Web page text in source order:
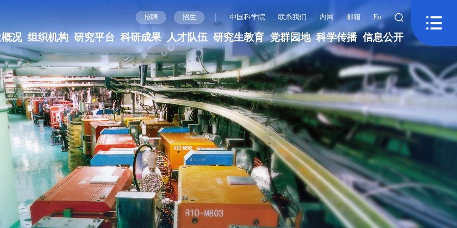
招聘 招生 | 中国科学院 联系我们 内网 邮箱 En
况 组织机构 研究平台 科研成果 人才队伍 研究生教育 党群园地 科学传播 信息公开